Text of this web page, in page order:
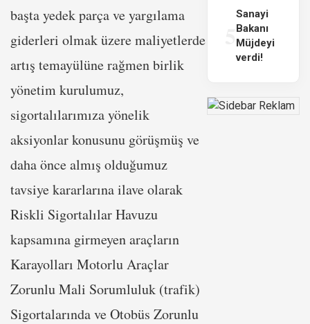
başta yedek parça ve yargılama
giderleri olmak üzere maliyetlerde
artış temayülüne rağmen birlik
yönetim kurulumuz,
sigortalılarımıza yönelik
aksiyonlar konusunu görüşmüş ve
daha önce almış olduğumuz
tavsiye kararlarına ilave olarak
Riskli Sigortalılar Havuzu
kapsamına girmeyen araçların
Karayolları Motorlu Araçlar
Zorunlu Mali Sorumluluk (trafik)
Sigortalarında ve Otobüs Zorunlu
Sanayi
Bakanı
Müjdeyi
verdi!